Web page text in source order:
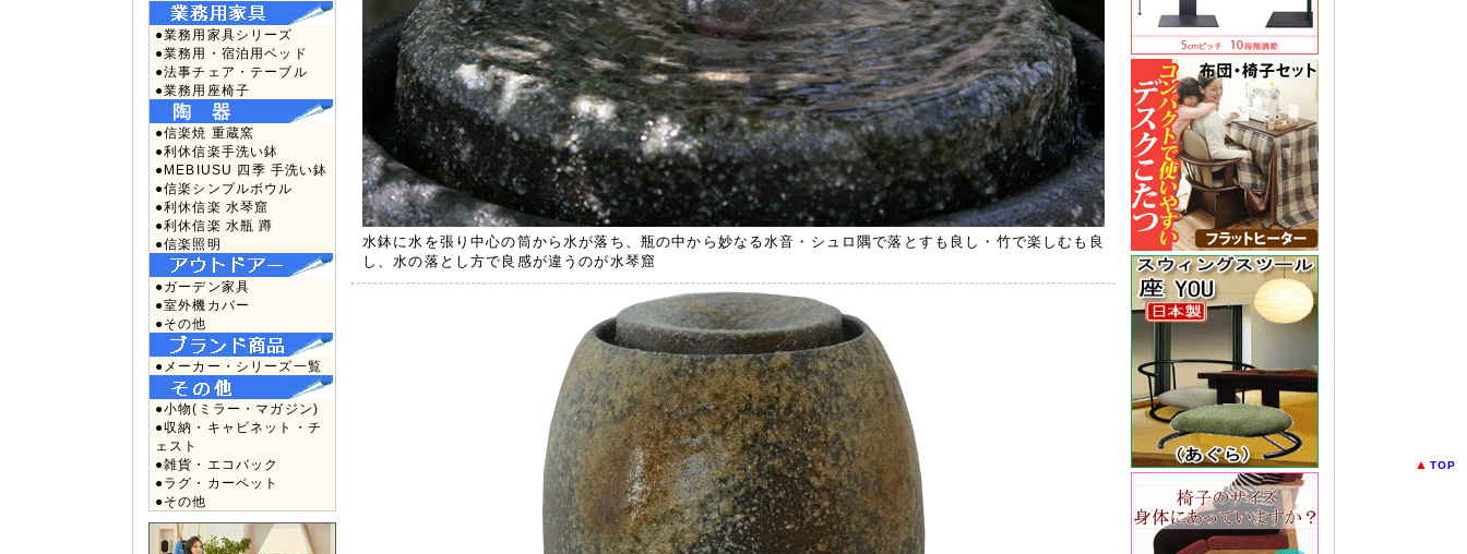
●業務用家具シリーズ
●業務用・宿泊用ベッド
●法事チェア・テーブル
●業務用座椅子
●信楽焼 重蔵窯
●利休信楽手洗い鉢
●MEBIUSU 四季 手洗い鉢
●信楽シンプルボウル
●利休信楽 水琴窟
●利休信楽 水瓶 蹲
●信楽照明
●ガーデン家具
●室外機カバー
●その他
●メーカー・シリーズ一覧
●小物(ミラー・マガジン)
●収納・キャビネット・チ
ェスト
●雑貨・エコバック
●ラグ・カーペット
●その他
水鉢に水を張り中心の筒から水が落ち、瓶の中から妙なる水音・シュロ隅で落とすも良し・竹で楽しむも良
し、水の落とし方で良感が違うのが水琴窟
▲ TOP